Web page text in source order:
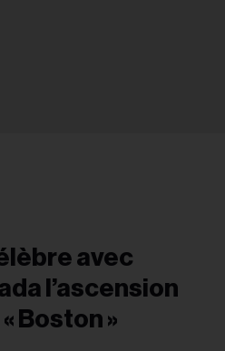
avec
l’ascension
Boston »